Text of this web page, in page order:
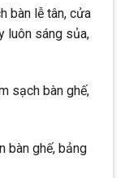
bàn lễ tân, cửa
luôn sáng sủa,
sạch bàn ghế,
bàn ghế, bảng